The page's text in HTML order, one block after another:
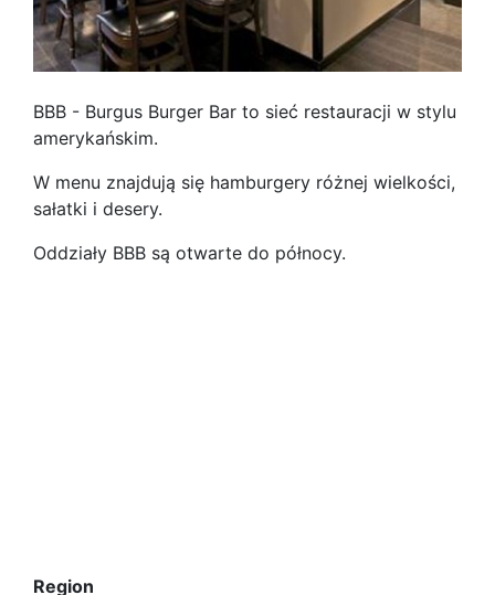
BBB - Burgus Burger Bar to sieć restauracji w stylu
amerykańskim.
W menu znajdują się hamburgery różnej wielkości,
sałatki i desery.
Oddziały BBB są otwarte do północy.
Region